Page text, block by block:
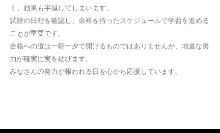
く、効果も半減してしまいます。
試験の日程を確認し、余裕を持ったスケジュールで学習を進める
ことが重要です。
合格への道は一朝一夕で開けるものではありませんが、地道な努
力が確実に実を結びます。
みなさんの努力が報われる日を心から応援しています。